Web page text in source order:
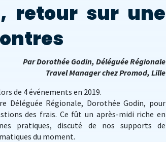
retour sur une
Par Dorothée Godin, Déléguée Régionale
Travel Manager chez Promod, Lille
de 4 événements en 2019.
Régionale, Dorothée Godin, pour
des frais. Ce fût un après-midi riche en
pratiques, discuté de nos supports de
du moment.